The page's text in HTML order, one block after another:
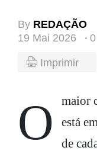
By REDAÇÃO
19 Mai 2026
Imprimir
O maior concurso de botecos do Brasil
está
de